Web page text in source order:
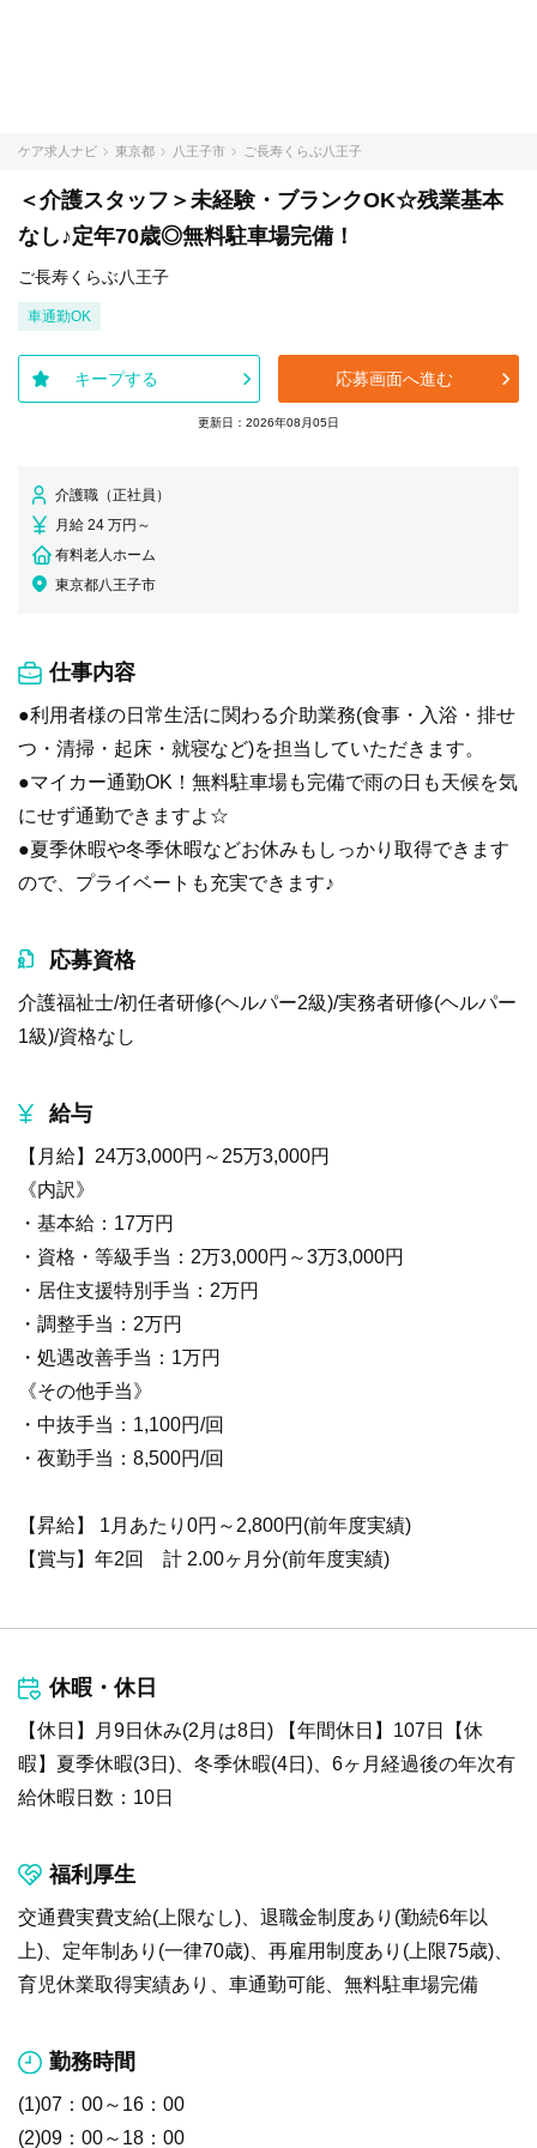
ケア求人ナビ 東京都 八王子市 ご長寿くらぶ八王子
＜介護スタッフ＞未経験・ブランクOK☆残業基本
なし♪定年70歳◎無料駐車場完備！
ご長寿くらぶ八王子
車通勤OK
キープする 応募画面へ進む
更新日：2026年08月05日
介護職（正社員）
月給 24 万円～
有料老人ホーム
東京都八王子市
仕事内容
●利用者様の日常生活に関わる介助業務(食事・入浴・排せ
つ・清掃・起床・就寝など)を担当していただきます。
●マイカー通勤OK！無料駐車場も完備で雨の日も天候を気
にせず通勤できますよ☆
●夏季休暇や冬季休暇などお休みもしっかり取得できます
ので、プライベートも充実できます♪
応募資格
介護福祉士/初任者研修(ヘルパー2級)/実務者研修(ヘルパー
1級)/資格なし
給与
【月給】24万3,000円～25万3,000円
《内訳》
・基本給：17万円
・資格・等級手当：2万3,000円～3万3,000円
・居住支援特別手当：2万円
・調整手当：2万円
・処遇改善手当：1万円
《その他手当》
・中抜手当：1,100円/回
・夜勤手当：8,500円/回
【昇給】 1月あたり0円～2,800円(前年度実績)
【賞与】年2回 計 2.00ヶ月分(前年度実績)
休暇・休日
【休日】月9日休み(2月は8日) 【年間休日】107日【休
暇】夏季休暇(3日)、冬季休暇(4日)、6ヶ月経過後の年次有
給休暇日数：10日
福利厚生
交通費実費支給(上限なし)、退職金制度あり(勤続6年以
上)、定年制あり(一律70歳)、再雇用制度あり(上限75歳)、
育児休業取得実績あり、車通勤可能、無料駐車場完備
勤務時間
(1)07：00～16：00
(2)09：00～18：00